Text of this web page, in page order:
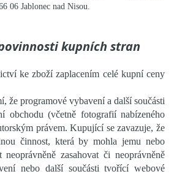
06 Jablonec nad Nisou.
kupních stran
ke zboží zaplacením celé kupní ceny
že programové vybavení a další součásti
obchodu (včetně fotografií nabízeného
právem. Kupující se zavazuje, že
činnost, která by mohla jemu nebo
zasahovat či neoprávněně
nebo další součásti tvořící webové